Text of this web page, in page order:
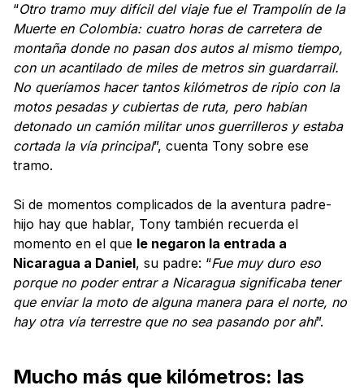
“Otro tramo muy difícil del viaje fue el Trampolín de la
Muerte en Colombia: cuatro horas de carretera de
montaña donde no pasan dos autos al mismo tiempo,
con un acantilado de miles de metros sin guardarrail.
No queríamos hacer tantos kilómetros de ripio con la
motos pesadas y cubiertas de ruta, pero habían
detonado un camión militar unos guerrilleros y estaba
cortada la vía principal”, cuenta Tony sobre ese
tramo.
Si de momentos complicados de la aventura padre-
hijo hay que hablar, Tony también recuerda el
momento en el que le negaron la entrada a
Nicaragua a Daniel, su padre: “Fue muy duro eso
porque no poder entrar a Nicaragua significaba tener
que enviar la moto de alguna manera para el norte, no
hay otra vía terrestre que no sea pasando por ahí”.
Mucho más que kilómetros: las